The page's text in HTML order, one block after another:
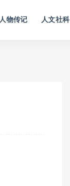
人物传记 人文社科